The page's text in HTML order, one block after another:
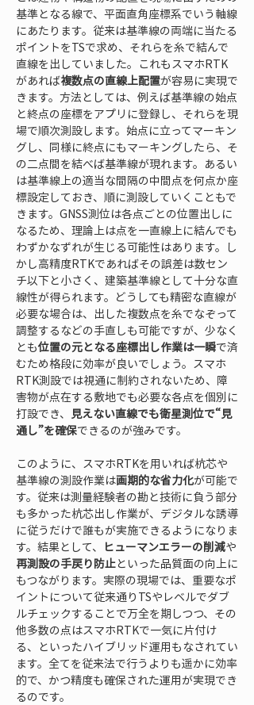
基準となる線で、平面直角座標系でいう軸線
にあたります。従来は基準線の両端に当たる
ポイントをTSで求め、それらを糸で結んで
直線を出していました。これもスマホRTK
があれば複数点の直線上配置が容易に実現で
きます。方法としては、例えば基準線の始点
と終点の座標をアプリに登録し、それらを現
場で順次測設します。始点に立ってマーキン
グし、同様に終点にもマーキングしたら、そ
の二点間を結べば基準線が現れます。あるい
は基準線上の適当な間隔の中間点を何点か座
標設定しておき、順に測設していくこともで
きます。GNSS測位は各点ごとの位置出しに
なるため、理論上は点を一直線上に結んでも
わずかなずれが生じる可能性はあります。し
かし高精度RTKであればその誤差は数セン
チ以下と小さく、建築基準線として十分な直
線性が得られます。どうしても精密な直線が
必要な場合は、出した複数点を糸でなぞって
調整するなどの手直しも可能ですが、少なく
とも位置の元となる座標出し作業は一瞬で済
むため格段に効率が良いでしょう。スマホ
RTK測設では視通に制約されないため、障
害物が点在する敷地でも必要な各点を個別に
打設でき、 見えない直線でも衛星測位で“見
通し”を確保できるのが強みです。
このように、スマホRTKを用いれば杭芯や
基準線の測設作業は画期的な省力化が可能で
す。従来は測量経験者の勘と技術に負う部分
も多かった杭芯出し作業が、デジタルな誘導
に従うだけで誰もが実施できるようになりま
す。結果として、 ヒューマンエラーの削減や
再測設の手戻り防止といった品質面の向上に
もつながります。実際の現場では、重要なポ
イントについて従来通りTSやレベルでダブ
ルチェックすることで万全を期しつつ、その
他多数の点はスマホRTKで一気に片付け
る、といったハイブリッド運用もなされてい
ます。全てを従来法で行うよりも遥かに効率
的で、かつ精度も確保された運用が実現でき
るのです。